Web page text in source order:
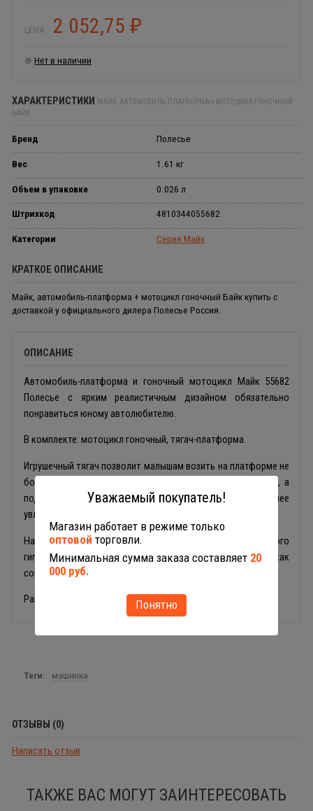
ЦЕНА: 2 052,75 ₽
Нет в наличии
ХАРАКТЕРИСТИКИ МАЙК, АВТОМОБИЛЬ-ПЛАТФОРМА + МОТОЦИКЛ ГОНОЧНЫЙ
БАЙК
Бренд Полесье
Вес 1.61 кг
Объем в упаковке 0.026 л
Штрихкод 4810344055682
Категории Серия Майк
КРАТКОЕ ОПИСАНИЕ
Майк, автомобиль-платформа + мотоцикл гоночный Байк купить с
доставкой у официального дилера Полесье Россия.
ОПИСАНИЕ
Автомобиль-платформа и гоночный мотоцикл Майк 55682
Полесье с ярким реалистичным дизайном обязательно
понравиться юному автолюбителю.
В комплекте: мотоцикл гоночный, тягач-платформа.
Игрушечный тягач позволит малышам возить на платформе не
большие машины, игрушки или даже гоночный мотоцикл, а
подвижные детали сделают ролевую игру более
увлекательной.
Набор игрушек Полесье изготовлен из прочного
гипоаллергенного пластика, можно использовать как
совместно, так и раздельно.
Размер игрушки: 53 х 19 х 23 см.
Теги: машинка
ОТЗЫВЫ (0)
Написать отзыв
ТАКЖЕ ВАС МОГУТ ЗАИНТЕРЕСОВАТЬ
Уважаемый покупатель!
Магазин работает в режиме только
оптовой торговли.
Минимальная сумма заказа составляет 20
000 руб.
Понятно